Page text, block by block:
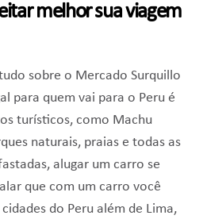
melhor sua viagem
sobre o Mercado Surquillo
para quem vai para o Peru é
turísticos, como Machu
naturais, praias e todas as
alugar um carro se
que com um carro você
do Peru além de Lima,